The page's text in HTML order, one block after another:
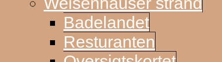
Badelandet
Resturanten